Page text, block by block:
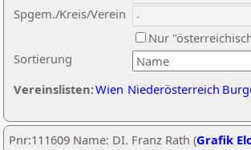
Sortierung
Spgem./Kreis/Verein
Nur
Vereinslisten:Wien Niederösterreich
Pnr:111609 Name: DI. Franz Rath (Grafik